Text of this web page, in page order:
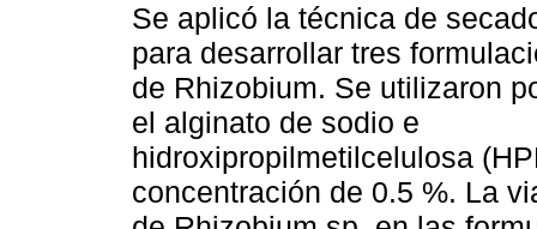
Se aplicó la técnica de
para desarrollar tres
de Rhizobium. Se utilizaron
el alginato de sodio e
hidroxipropilmetilcelulosa
concentración de 0.5 %. La